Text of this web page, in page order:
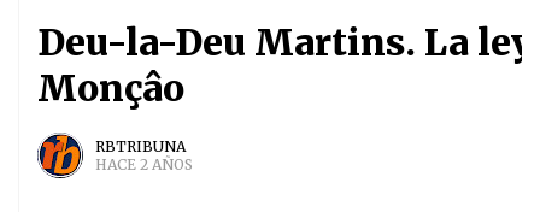
Deu-la-Deu Martins. La
Monçâo
RBTRIBUNA
HACE 2 AÑOS